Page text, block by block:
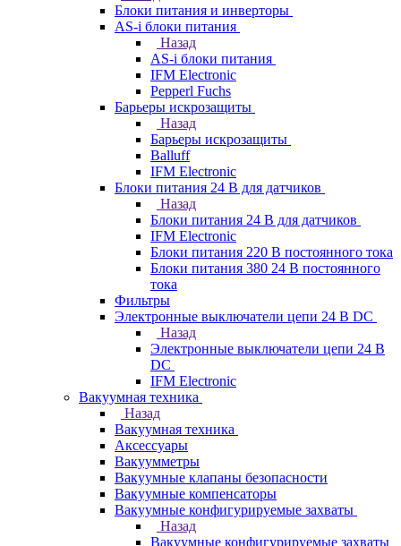
Блоки питания и инверторы
AS-i блоки питания
Назад
AS-i блоки питания
IFM Electronic
Pepperl Fuchs
Барьеры искрозащиты
Назад
Барьеры искрозащиты
Balluff
IFM Electronic
Блоки питания 24 В для датчиков
Назад
Блоки питания 24 В для датчиков
IFM Electronic
Блоки питания 220 В постоянного тока
Блоки питания 380 24 В постоянного
тока
Фильтры
Электронные выключатели цепи 24 В DC
Назад
Электронные выключатели цепи 24 В
DC
IFM Electronic
Вакуумная техника
Назад
Вакуумная техника
Аксессуары
Вакуумметры
Вакуумные клапаны безопасности
Вакуумные компенсаторы
Вакуумные конфигурируемые захваты
Назад
Вакуумные конфигурируемые захваты